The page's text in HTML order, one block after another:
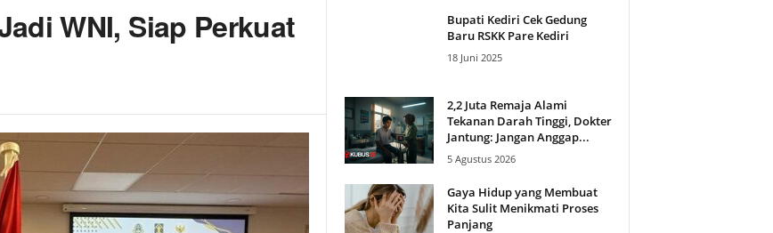
WNI, Siap Perkuat
Bupati Kediri Cek Gedung
Baru RSKK Pare Kediri
18 Juni 2025
2,2 Juta Remaja Alami
Tekanan Darah Tinggi, Dokter
Jantung: Jangan Anggap...
5 Agustus 2026
Gaya Hidup yang Membuat
Kita Sulit Menikmati Proses
Panjang